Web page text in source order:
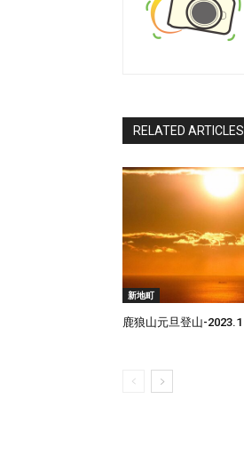
RELATED ARTICLES
新地町
鹿狼山元旦登山-2023.1